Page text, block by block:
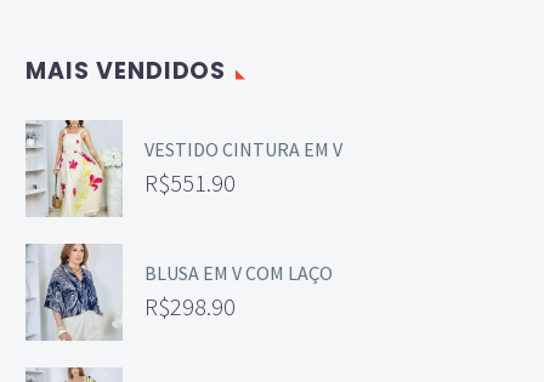
MAIS VENDIDOS
VESTIDO CINTURA EM V
R$551.90
BLUSA EM V COM LAÇO
R$298.90